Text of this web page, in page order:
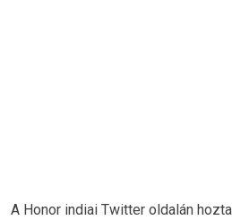
A Honor indiai Twitter oldalán